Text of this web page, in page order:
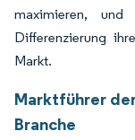
maximieren, und
Differenzierung
Markt.
Marktführer
Branche